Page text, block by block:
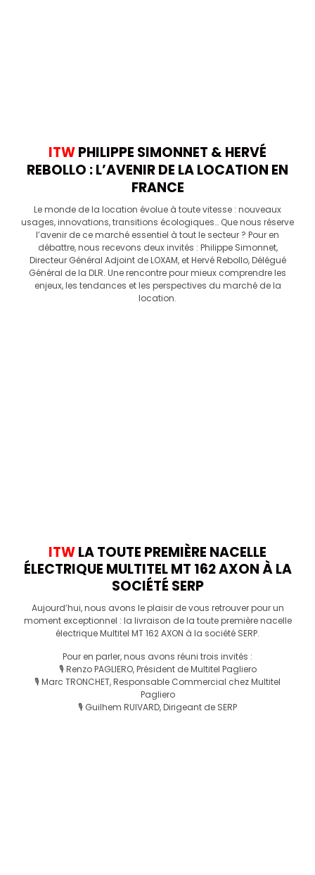
ITWPHILIPPE SIMONNET & HERVÉ
REBOLLO : L’AVENIR DE LA LOCATION EN
FRANCE
Le monde de la location évolue à toute vitesse : nouveaux
usages, innovations, transitions écologiques… Que nous réserve
l’avenir de ce marché essentiel à tout le secteur ? Pour en
débattre, nous recevons deux invités : Philippe Simonnet,
Directeur Général Adjoint de LOXAM, et Hervé Rebollo, Délégué
Général de la DLR. Une rencontre pour mieux comprendre les
enjeux, les tendances et les perspectives du marché de la
location.
ITWLA TOUTE PREMIÈRE NACELLE
ÉLECTRIQUE MULTITEL MT 162 AXON À LA
SOCIÉTÉ SERP
Aujourd’hui, nous avons le plaisir de vous retrouver pour un
moment exceptionnel : la livraison de la toute première nacelle
électrique Multitel MT 162 AXON à la société SERP.
Pour en parler, nous avons réuni trois invités :
🎙️ Renzo PAGLIERO, Président de Multitel Pagliero
🎙️ Marc TRONCHET, Responsable Commercial chez Multitel
Pagliero
🎙️ Guilhem RUIVARD, Dirigeant de SERP